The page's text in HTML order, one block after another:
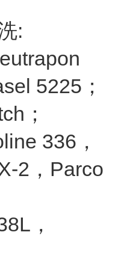
:
5225；
；
336，
2，Parco
，